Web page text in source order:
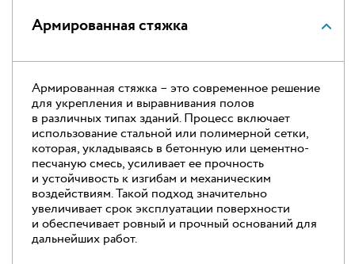
Армированная стяжка
Армированная стяжка – это современное решение
для укрепления и выравнивания полов
в различных типах зданий. Процесс включает
использование стальной или полимерной сетки,
которая, укладываясь в бетонную или цементно-
песчаную смесь, усиливает ее прочность
и устойчивость к изгибам и механическим
воздействиям. Такой подход значительно
увеличивает срок эксплуатации поверхности
и обеспечивает ровный и прочный оснований для
дальнейших работ.